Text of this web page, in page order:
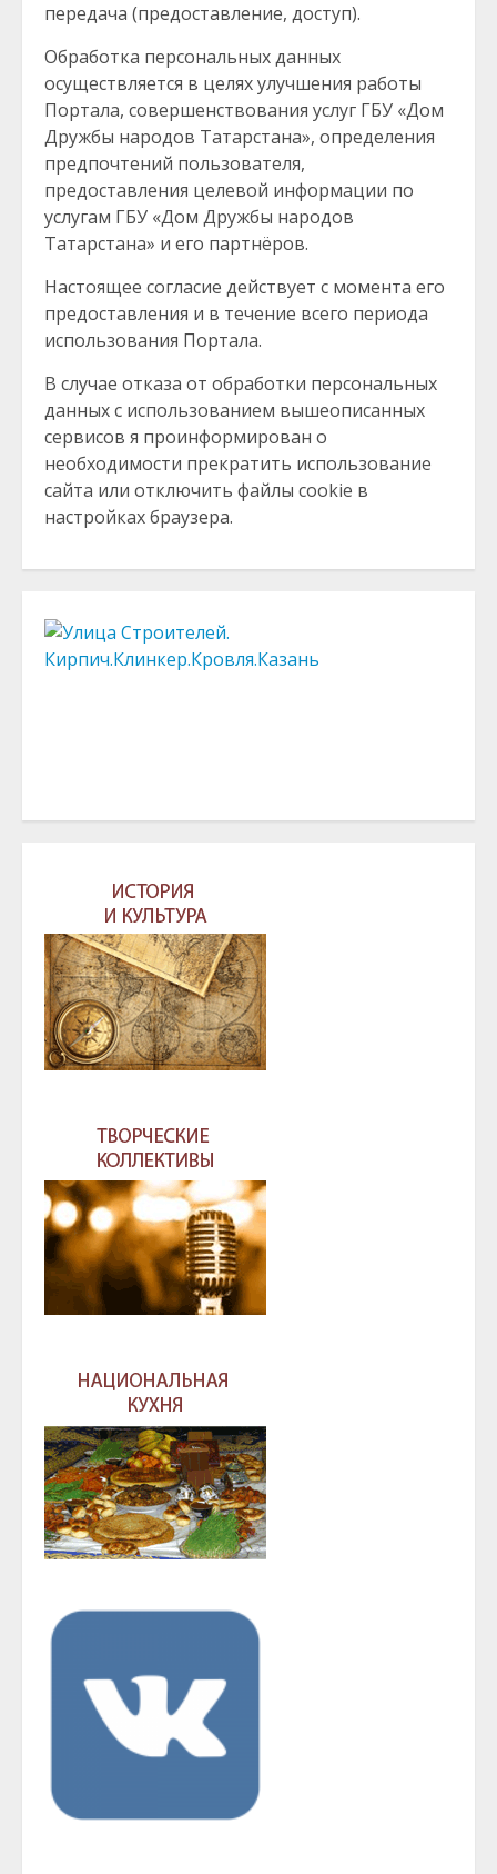
передача (предоставление, доступ).
Обработка персональных данных
осуществляется в целях улучшения работы
Портала, совершенствования услуг ГБУ «Дом
Дружбы народов Татарстана», определения
предпочтений пользователя,
предоставления целевой информации по
услугам ГБУ «Дом Дружбы народов
Татарстана» и его партнёров.
Настоящее согласие действует с момента его
предоставления и в течение всего периода
использования Портала.
В случае отказа от обработки персональных
данных с использованием вышеописанных
сервисов я проинформирован о
необходимости прекратить использование
сайта или отключить файлы cookie в
настройках браузера.